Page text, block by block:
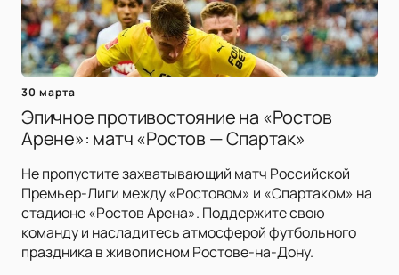
30 марта
Эпичное противостояние на «Ростов
Арене»: матч «Ростов — Спартак»
Не пропустите захватывающий матч Российской
Премьер-Лиги между «Ростовом» и «Спартаком» на
стадионе «Ростов Арена». Поддержите свою
команду и насладитесь атмосферой футбольного
праздника в живописном Ростове-на-Дону.